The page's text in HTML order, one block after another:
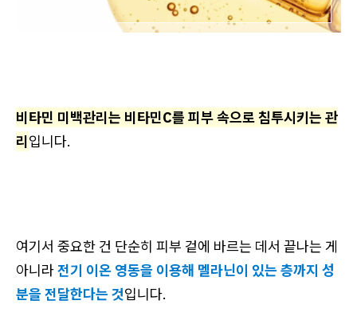
비타민 미백관리는 비타민C를 피부 속으로 침투시키는 관
리입니다.
여기서 중요한 건 단순히 피부 겉에 바르는 데서 끝나는 게
아니라전기 이온 영동을 이용해 멜라닌이 있는 층까지 성
분을 전달한다는 것입니다.